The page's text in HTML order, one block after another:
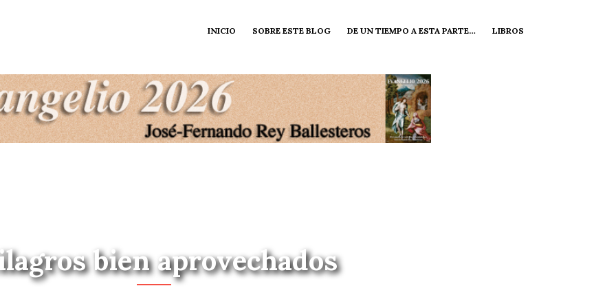
INICIO SOBRE ESTE BLOG DE UN TIEMPO A ESTA PARTE… LIBROS
bien aprovechados